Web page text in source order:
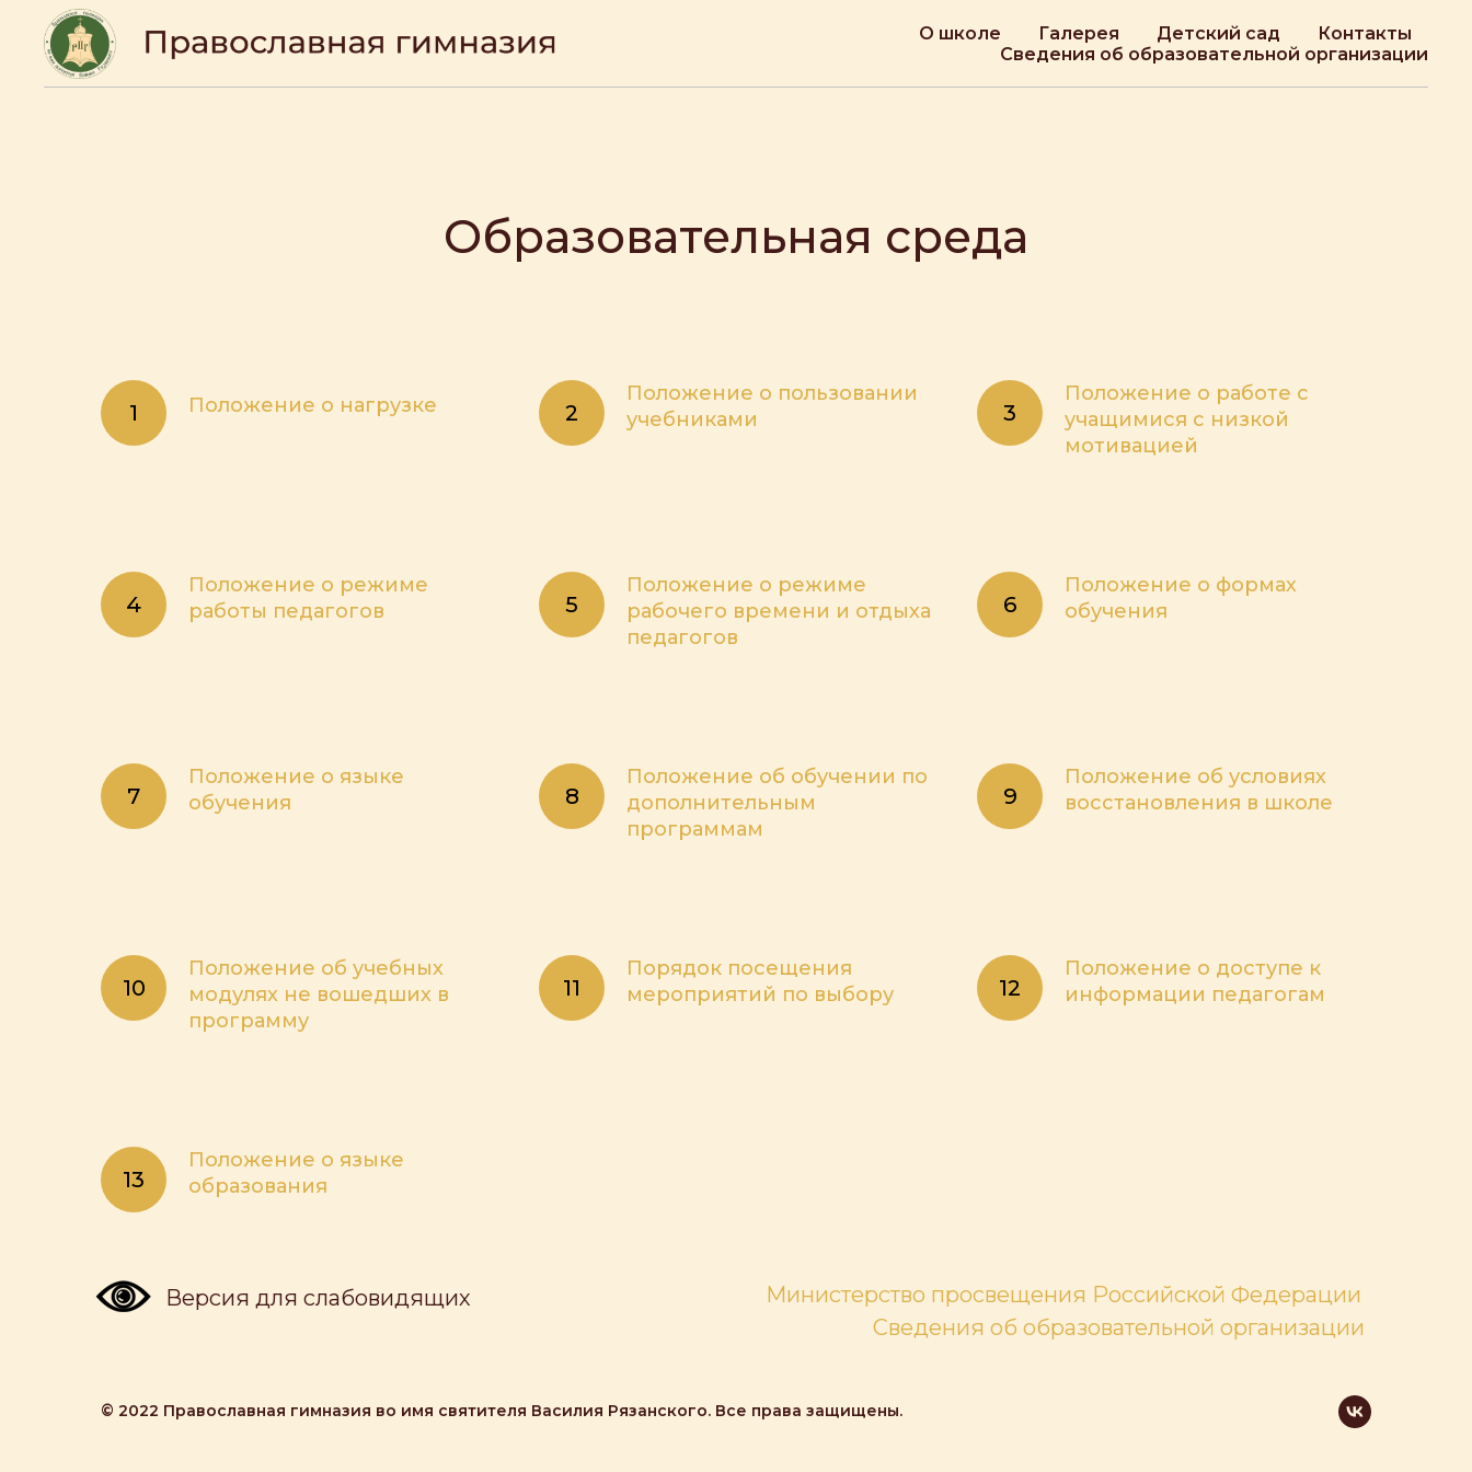
О школе Галерея Детский сад
Контакты
Сведения об образовательной организации
Образовательная среда
Положение о нагрузке
Положение о пользовании
учебниками
Положение о работе с
учащимися с низкой
мотивацией
Положение о режиме
работы педагогов
Положение о режиме
рабочего времени и отдыха
педагогов
Положение о формах
обучения
Положение о языке
обучения
Положение об обучении по
дополнительным
программам
Положение об условиях
восстановления в школе
Положение об учебных
модулях не вошедших в
программу
Порядок посещения
мероприятий по выбору
Положение о доступе к
информации педагогам
Положение о языке
образования
Версия для слабовидящих
Министерство просвещения Российской Федерации
Сведения об образовательной организации
© 2022 Православная гимназия во имя святителя Василия Рязанского. Все права защищены.